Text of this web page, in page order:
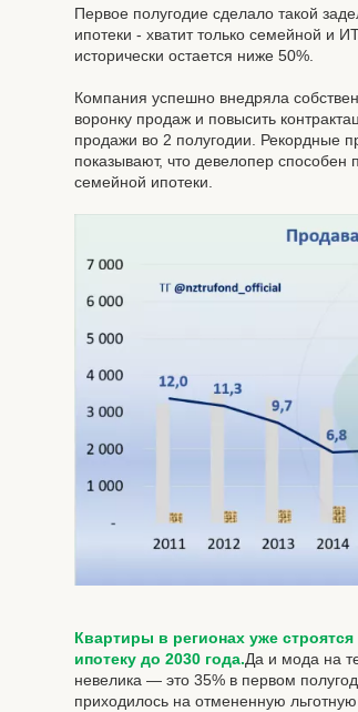
Первое полугодие сделало такой
ипотеки - хватит только семейной и
исторически остается ниже 50%.
Компания успешно внедряла
воронку продаж и повысить
продажи во 2 полугодии.
показывают, что девелопер
семейной ипотеки.
Квартиры в регионах уже
ипотеку до 2030 года.Да и мода на
невелика — это 35% в первом
приходилось на отмененную